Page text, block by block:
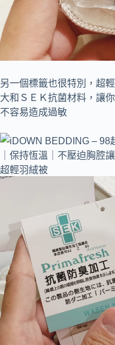
另一個標籤也很特別，超
大和ＳＥＫ抗菌材料，讓
不容易造成過敏